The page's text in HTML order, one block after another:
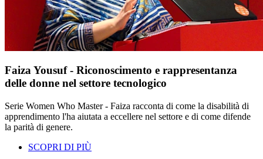
Faiza Yousuf - Riconoscimento e rappresentanza
delle donne nel settore tecnologico
Serie Women Who Master - Faiza racconta di come la disabilità di
apprendimento l'ha aiutata a eccellere nel settore e di come difende
la parità di genere.
SCOPRI DI PIÙ